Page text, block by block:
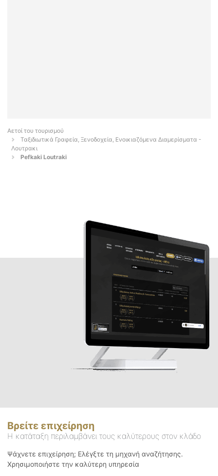
Αετοί του τουρισμού
Ταξιδιωτικά Γραφεία, Ξενοδοχεία, Ενοικιαζόμενα Διαμερίσματα -
Λουτρακι
Pefkaki Loutraki
Βρείτε επιχείρηση
Η κατάταξη περιλαμβάνει τους καλύτερους στον κλάδο
Ψάχνετε επιχείρηση; Ελέγξτε τη μηχανή αναζήτησης.
Χρησιμοποιήστε την καλύτερη υπηρεσία